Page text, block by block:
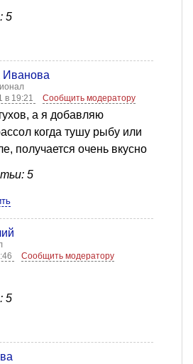
5
Иванова
в 19:21
Сообщить модератору
а я добавляю
когда тушу рыбу или
получается очень вкусно
5
Сообщить модератору
5